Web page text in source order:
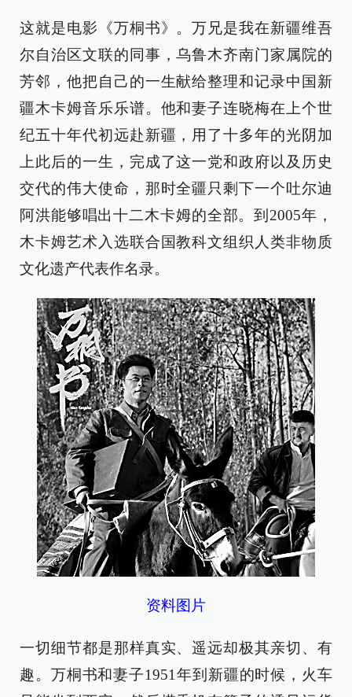
这就是电影《万桐书》。万兄是我在新疆维吾
尔自治区文联的同事，乌鲁木齐南门家属院的
芳邻，他把自己的一生献给整理和记录中国新
疆木卡姆音乐乐谱。他和妻子连晓梅在上个世
纪五十年代初远赴新疆，用了十多年的光阴加
上此后的一生，完成了这一党和政府以及历史
交代的伟大使命，那时全疆只剩下一个吐尔迪
阿洪能够唱出十二木卡姆的全部。到2005年，
木卡姆艺术入选联合国教科文组织人类非物质
文化遗产代表作名录。
资料图片
一切细节都是那样真实、遥远却极其亲切、有
趣。万桐书和妻子1951年到新疆的时候，火车